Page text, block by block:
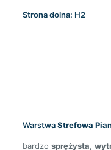
Strona dolna: H2
WarstwaStrefowa
bardzo sprężysta,